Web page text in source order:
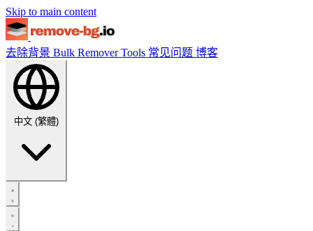
Skip to main content
去除背景 Bulk RemoverTools 常见问题 博客
中文 (繁體)